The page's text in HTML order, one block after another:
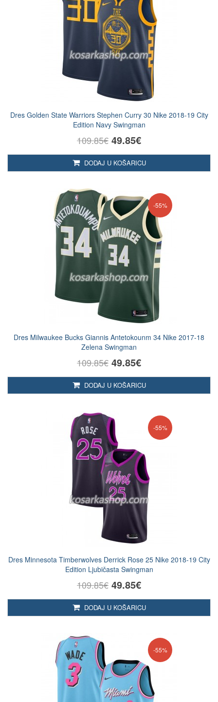
Dres Golden State Warriors Stephen Curry 30 Nike 2018-19 City
Edition Navy Swingman
109.85€ 49.85€
DODAJ U KOŠARICU
-55%
Dres Milwaukee Bucks Giannis Antetokounm 34 Nike 2017-18
Zelena Swingman
109.85€ 49.85€
DODAJ U KOŠARICU
-55%
Dres Minnesota Timberwolves Derrick Rose 25 Nike 2018-19 City
Edition Ljubičasta Swingman
109.85€ 49.85€
DODAJ U KOŠARICU
-55%